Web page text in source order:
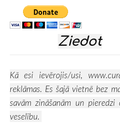
Ziedot
Kā esi ievērojis/usi,
reklāmas. Es šajā vietnē bez
savām zināšanām un
veselību.